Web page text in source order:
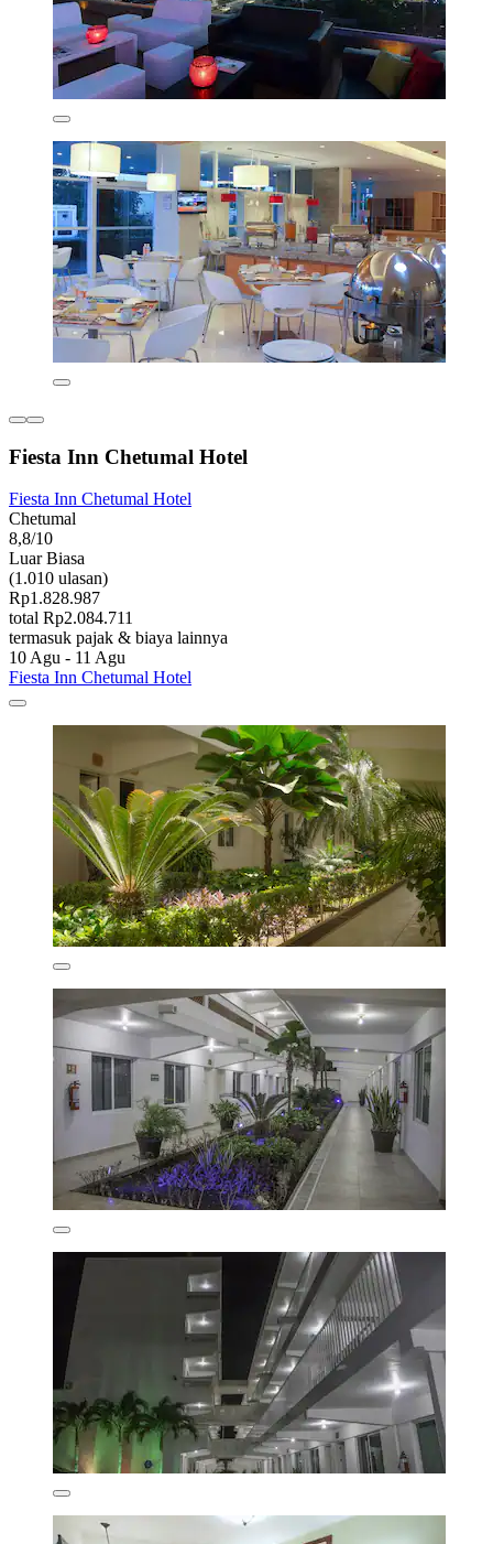
Fiesta Inn Chetumal Hotel
Fiesta Inn Chetumal Hotel
Chetumal
8,8/10
Luar Biasa
(1.010 ulasan)
Rp1.828.987
total Rp2.084.711
termasuk pajak & biaya lainnya
10 Agu - 11 Agu
Fiesta Inn Chetumal Hotel